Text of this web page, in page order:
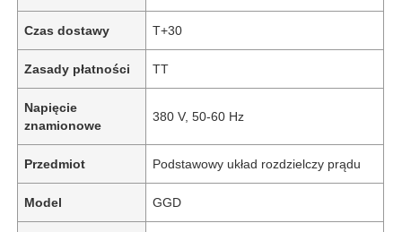
Czas dostawy T+30
Zasady płatności TT
Napięcie
znamionowe
380 V, 50-60 Hz
Przedmiot Podstawowy układ rozdzielczy prądu
Model GGD